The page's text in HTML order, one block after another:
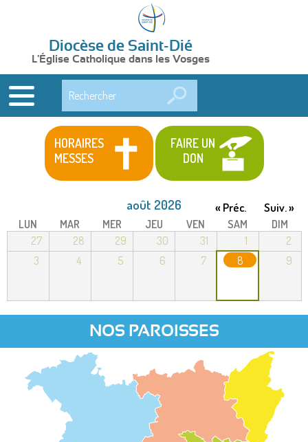
Diocèse de Saint-Dié
L'Église Catholique dans les Vosges
HORAIRES
MESSES
FAIRE UN
DON
août 2026 « Préc. Suiv. »
LUN MAR MER JEU VEN SAM
DIM
27
28 29 30 31 1
2
3
4 5 6 7 8 9
NOS PAROISSES